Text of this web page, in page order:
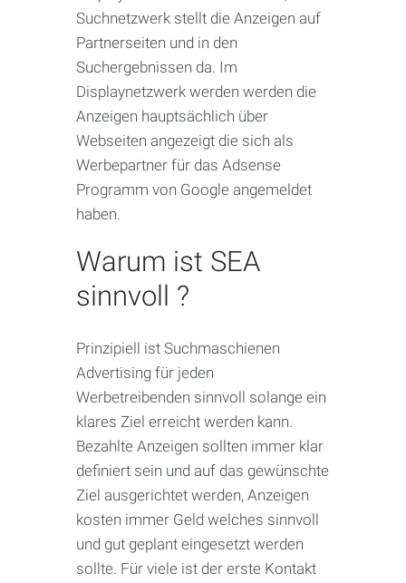
Suchnetzwerk stellt die Anzeigen auf
Partnerseiten und in den
Suchergebnissen da. Im
Displaynetzwerk werden werden die
Anzeigen hauptsächlich über
Webseiten angezeigt die sich als
Werbepartner für das Adsense
Programm von Google angemeldet
haben.
Warum ist SEA
sinnvoll ?
Prinzipiell ist Suchmaschienen
Advertising für jeden
Werbetreibenden sinnvoll solange ein
klares Ziel erreicht werden kann.
Bezahlte Anzeigen sollten immer klar
definiert sein und auf das gewünschte
Ziel ausgerichtet werden, Anzeigen
kosten immer Geld welches sinnvoll
und gut geplant eingesetzt werden
sollte. Für viele ist der erste Kontakt